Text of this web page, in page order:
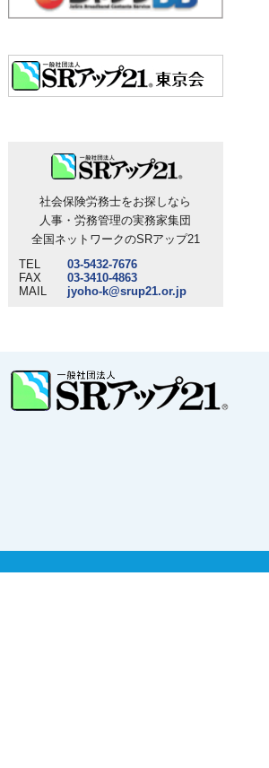
社会保険労務士をお探しなら
人事・労務管理の実務家集団
全国ネットワークのSRアップ21
TEL
03-5432-7676
FAX
03-3410-4863
MAIL
jyoho-k@srup21.or.jp